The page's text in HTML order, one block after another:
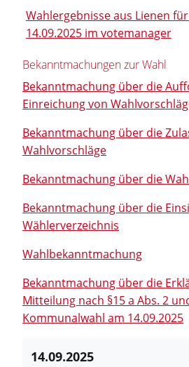
Wahlergebnisse aus Lienen
14.09.2025 im votemanager
Bekanntmachungen zur Wahl
Bekanntmachung über die
Einreichung von
Bekanntmachung über die
Wahlvorschläge
Bekanntmachung über die
Bekanntmachung über die
Wählerverzeichnis
Wahlbekanntmachung
Bekanntmachung über die
Mitteilung nach §15 a Abs. 2
Kommunalwahl am 14.09.2025